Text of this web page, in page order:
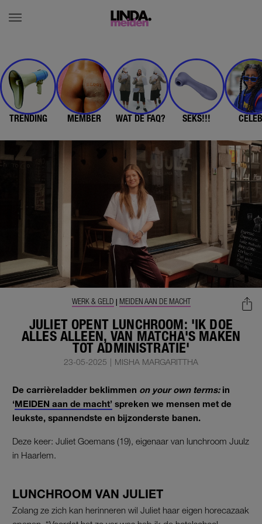
TRENDING MEMBER WAT DE FAQ? SEKS!!!
JULIET OPENT LUNCHROOM: 'IK DOE
ALLES ALLEEN, VAN MATCHA'S MAKEN
TOT ADMINISTRATIE'
WERK & GELD | MEIDEN AAN DE MACHT
23-05-2025 | MISHA MARGARITTHA
De carrièreladder beklimmen on your own terms: in
‘MEIDEN aan de macht’ spreken we mensen met de
leukste, spannendste en bijzonderste banen.
Deze keer: Juliet Goemans (19), eigenaar van lunchroom Juulz
in Haarlem.
LUNCHROOM VAN JULIET
Zolang ze zich kan herinneren wil Juliet haar eigen horecazaak